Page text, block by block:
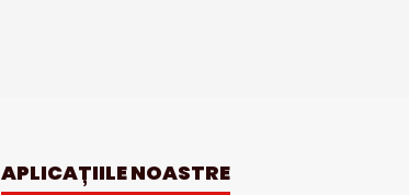
APLICAȚIILE NOASTRE